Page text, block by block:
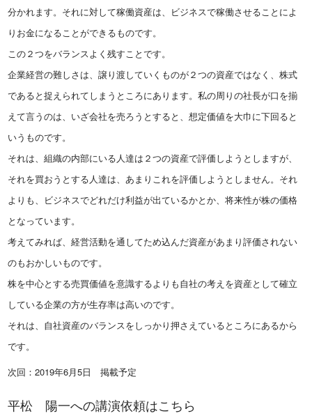
分かれます。それに対して稼働資産は、ビジネスで稼働させることによ
りお金になることができるものです。
この２つをバランスよく残すことです。
企業経営の難しさは、譲り渡していくものが２つの資産ではなく、株式
であると捉えられてしまうところにあります。私の周りの社長が口を揃
えて言うのは、いざ会社を売ろうとすると、想定価値を大巾に下回ると
いうものです。
それは、組織の内部にいる人達は２つの資産で評価しようとしますが、
それを買おうとする人達は、あまりこれを評価しようとしません。それ
よりも、ビジネスでどれだけ利益が出ているかとか、将来性が株の価格
となっています。
考えてみれば、経営活動を通してため込んだ資産があまり評価されない
のもおかしいものです。
株を中心とする売買価値を意識するよりも自社の考えを資産として確立
している企業の方が生存率は高いのです。
それは、自社資産のバランスをしっかり押さえているところにあるから
です。
次回：2019年6月5日 掲載予定
平松 陽一への講演依頼はこちら